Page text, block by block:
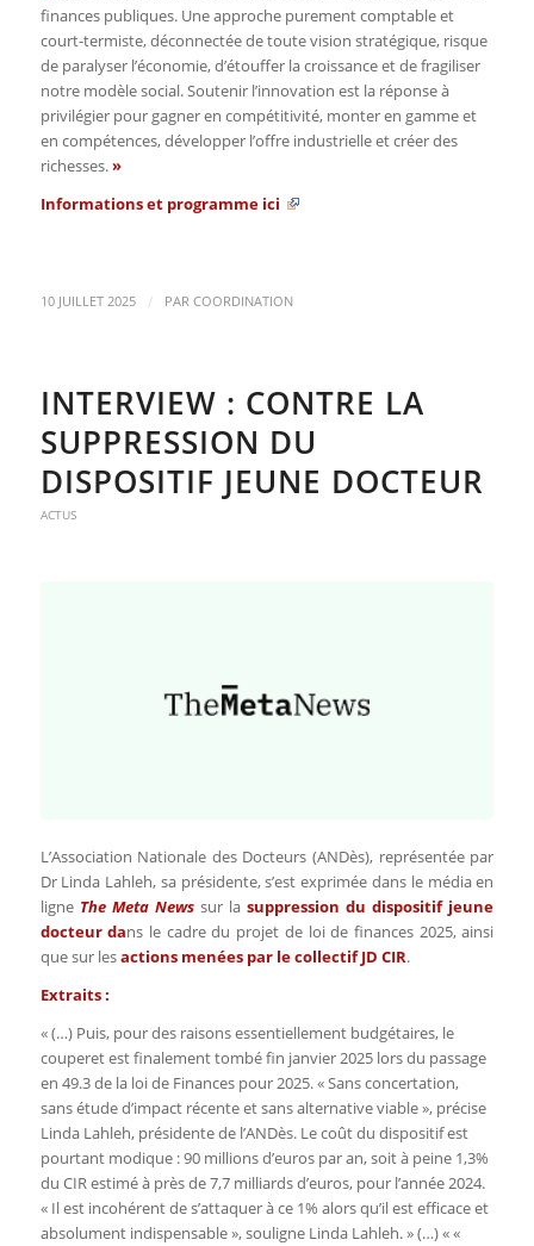
finances publiques. Une approche purement comptable et
court-termiste, déconnectée de toute vision stratégique, risque
de paralyser l’économie, d’étouffer la croissance et de fragiliser
notre modèle social. Soutenir l’innovation est la réponse à
privilégier pour gagner en compétitivité, monter en gamme et
en compétences, développer l’offre industrielle et créer des
richesses.»
Informations et programme ici
10 JUILLET 2025 / PAR COORDINATION
INTERVIEW : CONTRE LA
SUPPRESSION DU
DISPOSITIF JEUNE DOCTEUR
ACTUS
L’Association Nationale des Docteurs (ANDès), représentée par
Dr Linda Lahleh, sa présidente, s’est exprimée dans le média en
ligne The Meta Newssur lasuppression du dispositif jeune
docteur dans le cadre du projet de loi de finances 2025, ainsi
que sur lesactions menées par lecollectif JD CIR.
Extraits :
« (…) Puis, pour des raisons essentiellement budgétaires, le
couperet est finalement tombé fin janvier 2025 lors du passage
en 49.3 de la loi de Finances pour 2025. « Sans concertation,
sans étude d’impact récente et sans alternative viable », précise
Linda Lahleh, présidente de l’ANDès. Le coût du dispositif est
pourtant modique : 90 millions d’euros par an, soit à peine 1,3%
du CIR estimé à près de 7,7 milliards d’euros, pour l’année 2024.
« Il est incohérent de s’attaquer à ce 1% alors qu’il est efficace et
absolument indispensable », souligne Linda Lahleh. » (…) « «